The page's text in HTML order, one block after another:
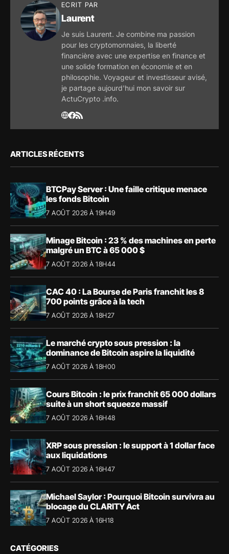
ECRIT PAR
Laurent
Je suis Laurent. Je combine ma passion
pour les cryptomonnaies, la liberté
financière avec une expertise en finance et
une solide formation en économie et en
philosophie. Voyageur et investisseur avisé,
je partage aujourd'hui mon savoir sur
ActuCrypto .info.
ARTICLES RÉCENTS
BTCPay Server : Une faille critique menace
les fonds Bitcoin
7 AOÛT 2026 À 19H49
Minage Bitcoin : 23 % des machines en perte
malgré un BTC à 65 000 $
7 AOÛT 2026 À 18H44
CAC 40 : La Bourse de Paris franchit les 8
700 points grâce à la tech
7 AOÛT 2026 À 18H27
Le marché crypto sous pression : la
dominance de Bitcoin aspire la liquidité
7 AOÛT 2026 À 18H00
Cours Bitcoin : le prix franchit 65 000 dollars
suite à un short squeeze massif
7 AOÛT 2026 À 16H48
XRP sous pression : le support à 1 dollar face
aux liquidations
7 AOÛT 2026 À 16H47
Michael Saylor : Pourquoi Bitcoin survivra au
blocage du CLARITY Act
7 AOÛT 2026 À 16H18
CATÉGORIES